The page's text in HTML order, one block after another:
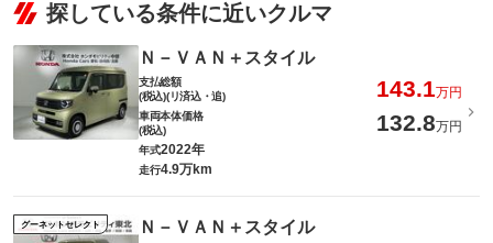
探している条件に近いクルマ
Ｎ－ＶＡＮ＋スタイル
支払総額
(税込)(リ済込・追)
143.1万円
車両本体価格
(税込)
132.8万円
年式2022年
走行4.9万km
グーネットセレクト Ｎ－ＶＡＮ＋スタイル